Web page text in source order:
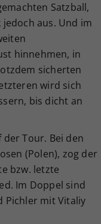
Satzball,
aus. Und im
hinnehmen, in
sicherten
wird sich
bis dicht an
Tour. Bei den
(Polen), zog der
bzw. letzte
Im Doppel sind
Pichler mit Vitaliy